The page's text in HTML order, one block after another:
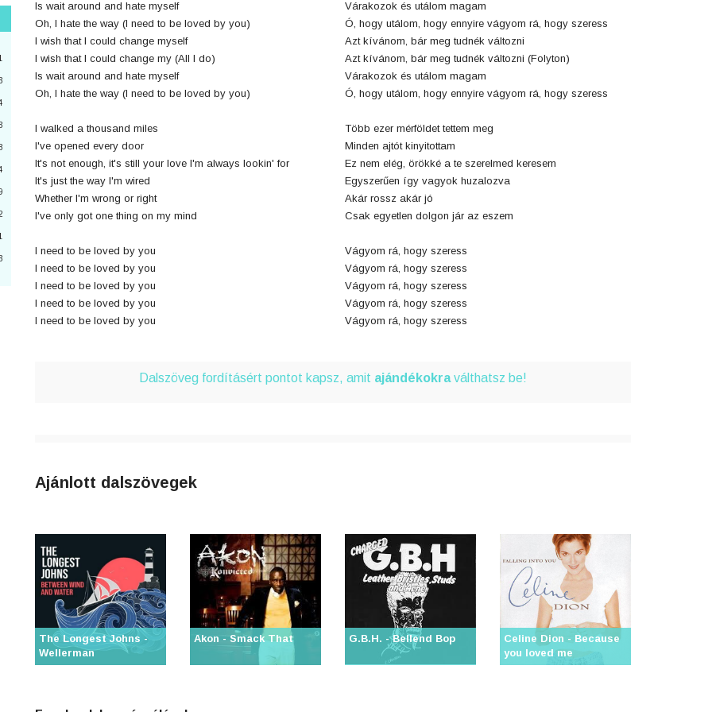
Is wait around and hate myself
Oh, I hate the way (I need to be loved by you)
I wish that I could change myself
I wish that I could change my (All I do)
Is wait around and hate myself
Oh, I hate the way (I need to be loved by you)
I walked a thousand miles
I've opened every door
It's not enough, it's still your love I'm always lookin' for
It's just the way I'm wired
Whether I'm wrong or right
I've only got one thing on my mind
I need to be loved by you
I need to be loved by you
I need to be loved by you
I need to be loved by you
I need to be loved by you
Várakozok és utálom magam
Ó, hogy utálom, hogy ennyire vágyom rá, hogy szeress
Azt kívánom, bár meg tudnék változni
Azt kívánom, bár meg tudnék változni (Folyton)
Várakozok és utálom magam
Ó, hogy utálom, hogy ennyire vágyom rá, hogy szeress
Több ezer mérföldet tettem meg
Minden ajtót kinyitottam
Ez nem elég, örökké a te szerelmed keresem
Egyszerűen így vagyok huzalozva
Akár rossz akár jó
Csak egyetlen dolgon jár az eszem
Vágyom rá, hogy szeress
Vágyom rá, hogy szeress
Vágyom rá, hogy szeress
Vágyom rá, hogy szeress
Vágyom rá, hogy szeress
Dalszöveg fordításért pontot kapsz, amit ajándékokraválthatsz be!
Ajánlott dalszövegek
The Longest Johns -
Wellerman
Akon - Smack That G.B.H. - Bellend Bop
Celine Dion - Because
you loved me